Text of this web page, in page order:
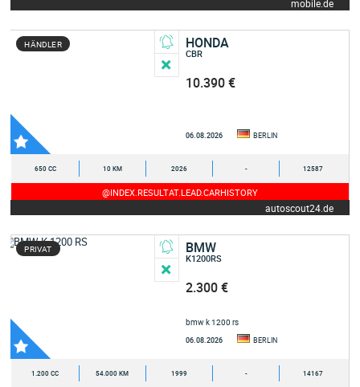
mobile.de
HÄNDLER HONDA
CBR
10.390 €
06.08.2026 BERLIN
650 CC 10 KM 2026 - 12587
@INDEX.RESULTAT.LEAD.CARHISTORY
autoscout24.de
PRIVAT BMW
K1200RS
2.300 €
bmw k 1200 rs
06.08.2026 BERLIN
1.200 CC 54.000 KM 1999 - 14167